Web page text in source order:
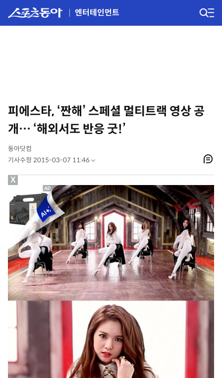
엔터테인먼트
피에스타, ‘짠해’ 스페셜 멀티트랙 영상 공
개… ‘해외서도 반응 굿!’
동아닷컴
기사수정 2015-03-07 11:46
X